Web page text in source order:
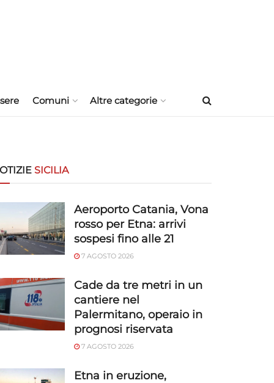
Comuni Altre categorie
SICILIA
Aeroporto Catania, Vona
rosso per Etna: arrivi
sospesi fino alle 21
7 AGOSTO 2026
Cade da tre metri in un
cantiere nel
Palermitano, operaio in
prognosi riservata
7 AGOSTO 2026
Etna in eruzione,